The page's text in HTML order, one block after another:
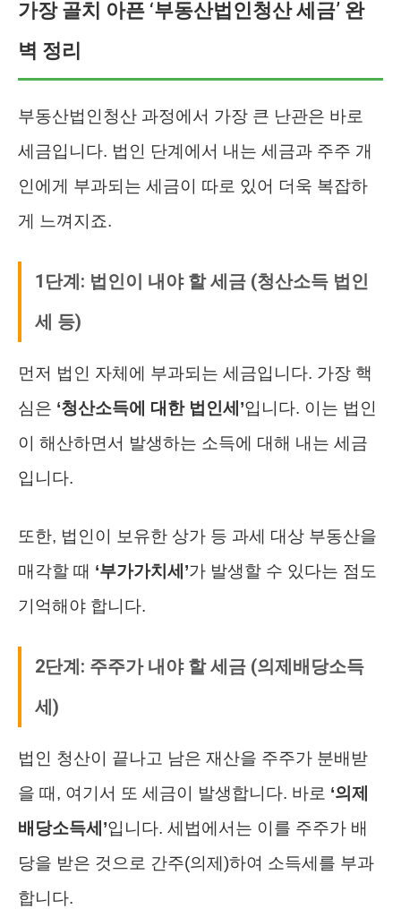
가장 골치 아픈 ‘부동산법인청산 세금’ 완
벽 정리
부동산법인청산 과정에서 가장 큰 난관은 바로
세금입니다. 법인 단계에서 내는 세금과 주주 개
인에게 부과되는 세금이 따로 있어 더욱 복잡하
게 느껴지죠.
1단계: 법인이 내야 할 세금 (청산소득 법인
세 등)
먼저 법인 자체에 부과되는 세금입니다. 가장 핵
심은 ‘청산소득에 대한 법인세’입니다. 이는 법인
이 해산하면서 발생하는 소득에 대해 내는 세금
입니다.
또한, 법인이 보유한 상가 등 과세 대상 부동산을
매각할 때 ‘부가가치세’가 발생할 수 있다는 점도
기억해야 합니다.
2단계: 주주가 내야 할 세금 (의제배당소득
세)
법인 청산이 끝나고 남은 재산을 주주가 분배받
을 때, 여기서 또 세금이 발생합니다. 바로 ‘의제
배당소득세’입니다. 세법에서는 이를 주주가 배
당을 받은 것으로 간주(의제)하여 소득세를 부과
합니다.